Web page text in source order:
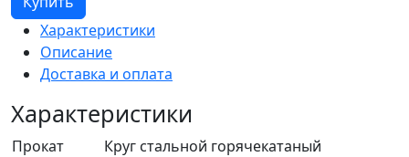
Характеристики
Описание
Доставка и оплата
Характеристики
Прокат
Круг стальной горячекатаный